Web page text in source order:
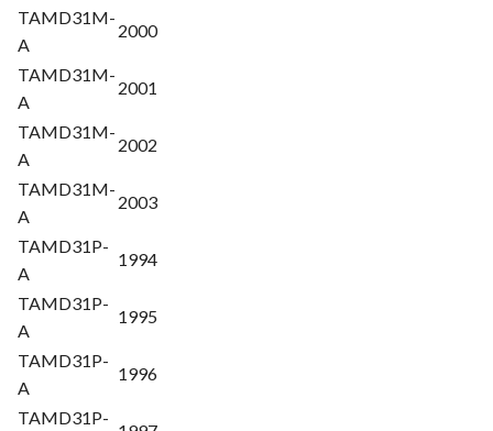
TAMD31M-
A
2000
TAMD31M-
A
2001
TAMD31M-
A
2002
TAMD31M-
A
2003
TAMD31P-
A
1994
TAMD31P-
A
1995
TAMD31P-
A
1996
TAMD31P-